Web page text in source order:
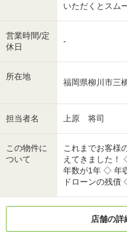
いただくとスム
営業時間/定
休日
-
所在地
福岡県柳川市三
担当者名 上原 将司
この物件に
ついて
これまでお客様
えてきました
年数が1年 ◇ 年
ドローンの残債
店舗の詳